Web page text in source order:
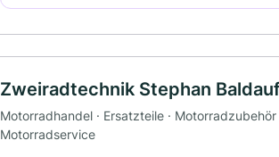
Zweiradtechnik Stephan
Motorradhandel · Ersatzteile ·
Motorradservice